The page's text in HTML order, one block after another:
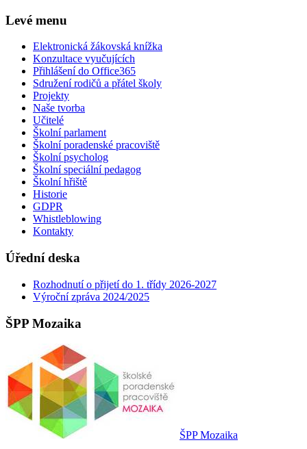
Levé menu
Elektronická žákovská knížka
Konzultace vyučujících
Přihlášení do Office365
Sdružení rodičů a přátel školy
Projekty
Naše tvorba
Učitelé
Školní parlament
Školní poradenské pracoviště
Školní psycholog
Školní speciální pedagog
Školní hřiště
Historie
GDPR
Whistleblowing
Kontakty
Úřední deska
Rozhodnutí o přijetí do 1. třídy 2026-2027
Výroční zpráva 2024/2025
ŠPP Mozaika
ŠPP Mozaika